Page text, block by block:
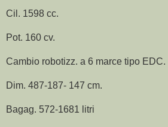
Cil. 1598 cc.
Pot. 160 cv.
Cambio robotizz. a 6 marce tipo EDC.
Dim. 487-187- 147 cm.
Bagag. 572-1681 litri